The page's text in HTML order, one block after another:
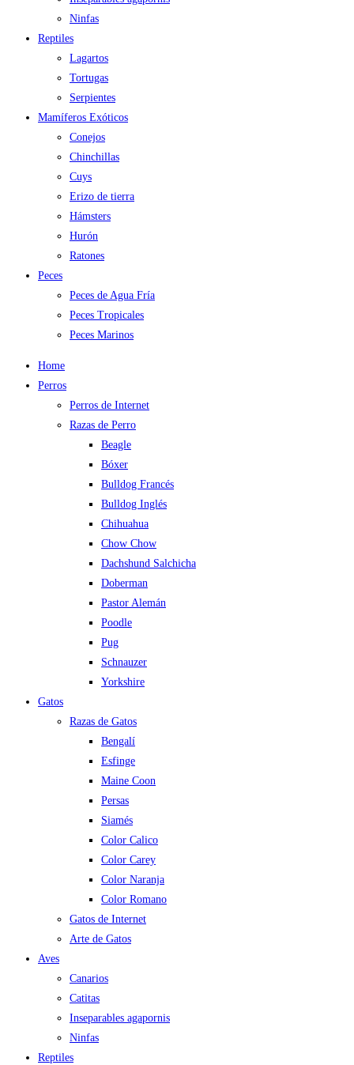
Ninfas
Reptiles
Lagartos
Tortugas
Serpientes
Mamíferos Exóticos
Conejos
Chinchillas
Cuys
Erizo de tierra
Hámsters
Hurón
Ratones
Peces
Peces de Agua Fría
Peces Tropicales
Peces Marinos
Home
Perros
Perros de Internet
Razas de Perro
Beagle
Bóxer
Bulldog Francés
Bulldog Inglés
Chihuahua
Chow Chow
Dachshund Salchicha
Doberman
Pastor Alemán
Poodle
Pug
Schnauzer
Yorkshire
Gatos
Razas de Gatos
Bengalí
Esfinge
Maine Coon
Persas
Siamés
Color Calico
Color Carey
Color Naranja
Color Romano
Gatos de Internet
Arte de Gatos
Aves
Canarios
Catitas
Inseparables agapornis
Ninfas
Reptiles